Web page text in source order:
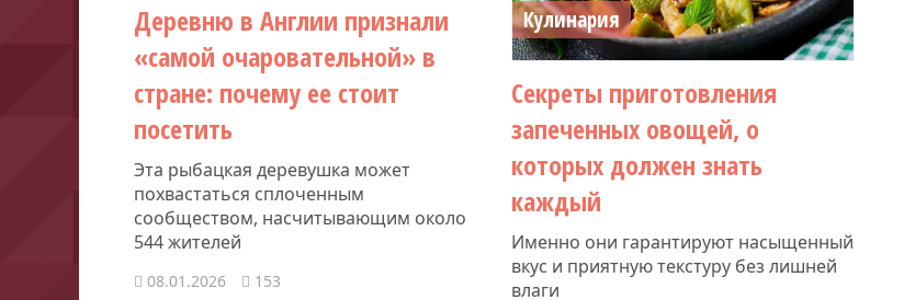
Деревню в Англии признали
«самой очаровательной» в
стране: почему ее стоит
посетить
Эта рыбацкая деревушка может
похвастаться сплоченным
сообществом, насчитывающим около
544 жителей
08.01.2026 153
Кулинария
Секреты приготовления
запеченных овощей, о
которых должен знать
каждый
Именно они гарантируют насыщенный
вкус и приятную текстуру без лишней
влаги